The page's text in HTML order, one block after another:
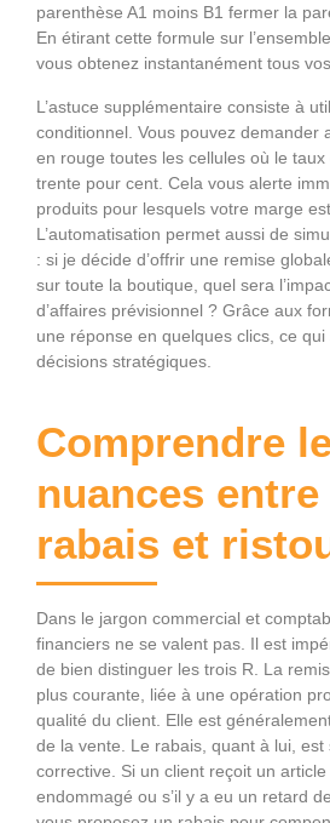
parenthèse A1 moins B1 fermer la
En étirant cette formule sur
vous obtenez instantanément tous
L’astuce supplémentaire consiste à
conditionnel. Vous pouvez demander
en rouge toutes les cellules où le
trente pour cent. Cela vous alerte
produits pour lesquels votre marge
L’automatisation permet aussi de
: si je décide d’offrir une remise
sur toute la boutique, quel sera
d’affaires prévisionnel ? Grâce aux
une réponse en quelques clics, ce
décisions stratégiques.
Comprendre
nuances
rabais et
Dans le jargon commercial et
financiers ne se valent pas. Il est
de bien distinguer les trois R. La
plus courante, liée à une opération
qualité du client. Elle est
de la vente. Le rabais, quant à lui,
corrective. Si un client reçoit un
endommagé ou s’il y a eu un retard